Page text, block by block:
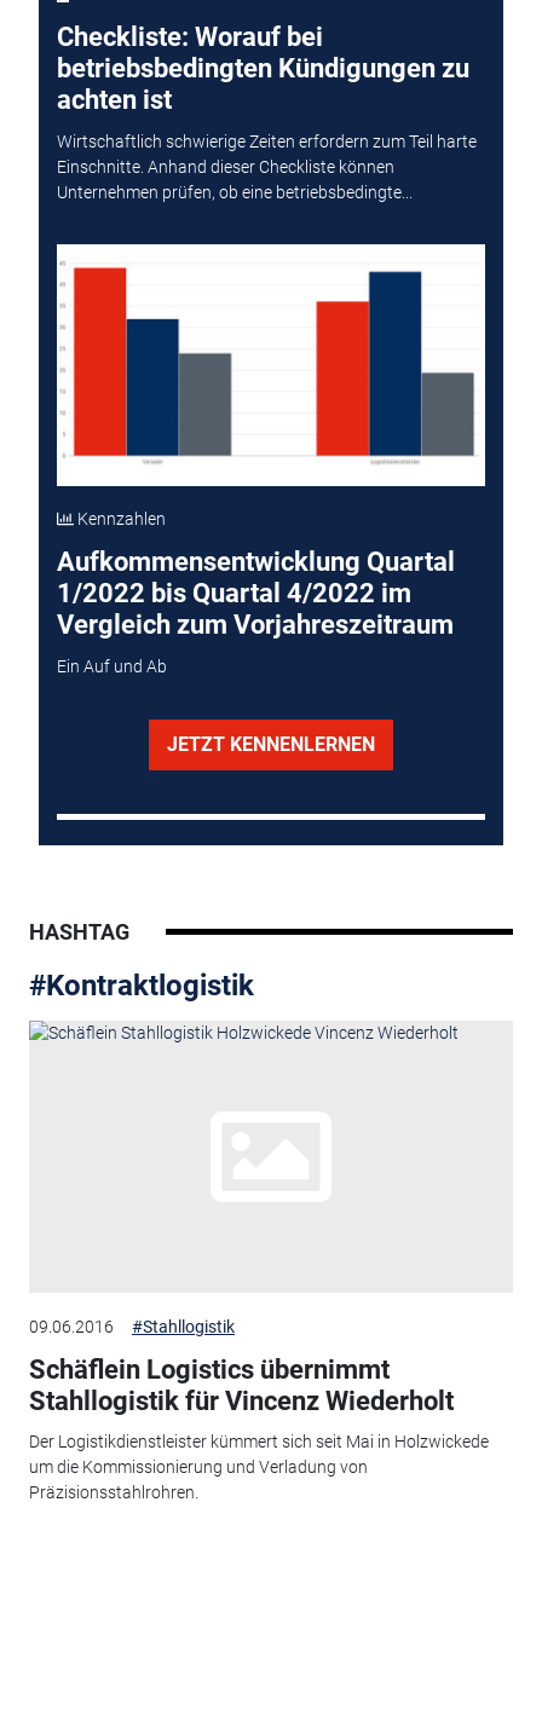
Checkliste: Worauf bei
betriebsbedingten Kündigungen zu
achten ist
Wirtschaftlich schwierige Zeiten erfordern zum Teil harte
Einschnitte. Anhand dieser Checkliste können
Unternehmen prüfen, ob eine betriebsbedingte...
Kennzahlen
Aufkommensentwicklung Quartal
1/2022 bis Quartal 4/2022 im
Vergleich zum Vorjahreszeitraum
Ein Auf und Ab
JETZT KENNENLERNEN
HASHTAG
#Kontraktlogistik
09.06.2016 #Stahllogistik
Schäflein Logistics übernimmt
Stahllogistik für Vincenz Wiederholt
Der Logistikdienstleister kümmert sich seit Mai in Holzwickede
um die Kommissionierung und Verladung von
Präzisionsstahlrohren.